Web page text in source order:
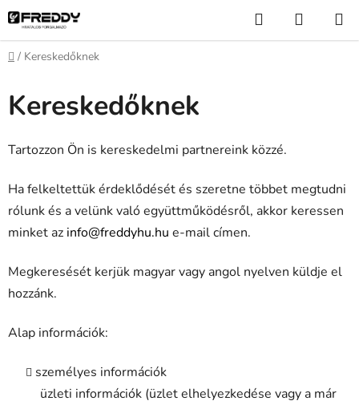
Ugrás
fő
tartalomhoz
KeresésKOSÁR
Kezdőlap
/ Kereskedőknek
Kereskedőknek
Tartozzon Ön is kereskedelmi partnereink közzé.
Ha felkeltettük érdeklődését és szeretne többet megtudni
rólunk és a velünk való együttműködésről, akkor keressen
minket az info@freddyhu.hu e-mail címen.
Megkeresését kerjük magyar vagy angol nyelven küldje el
hozzánk.
Alap információk:
személyes információk
üzleti információk (üzlet elhelyezkedése vagy a már